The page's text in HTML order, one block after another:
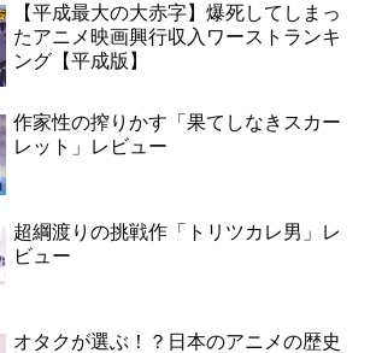
【平成最大の大赤字】爆死してしまっ
たアニメ映画興行収入ワーストランキ
ング【平成版】
作家性の搾りかす「果てしなきスカー
レット」レビュー
超綱渡りの挑戦作「トリツカレ男」レ
ビュー
オタクが選ぶ！？日本のアニメの歴史